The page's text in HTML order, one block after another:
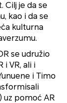
Cilj je da se
kao i da se
kulturna
se udružio
i VR, ali i
i Timo
uz pomoć AR